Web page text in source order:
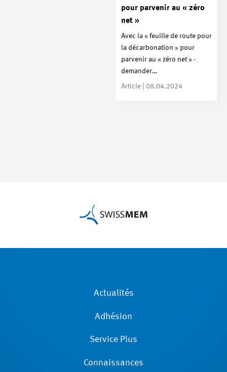
pour parvenir au « zéro
net »
Avec la « feuille de route pour
la décarbonation » pour
parvenir au « zéro net » -
demander…
Article | 08.04.2024
Actualités
Adhésion
Service Plus
Connaissances